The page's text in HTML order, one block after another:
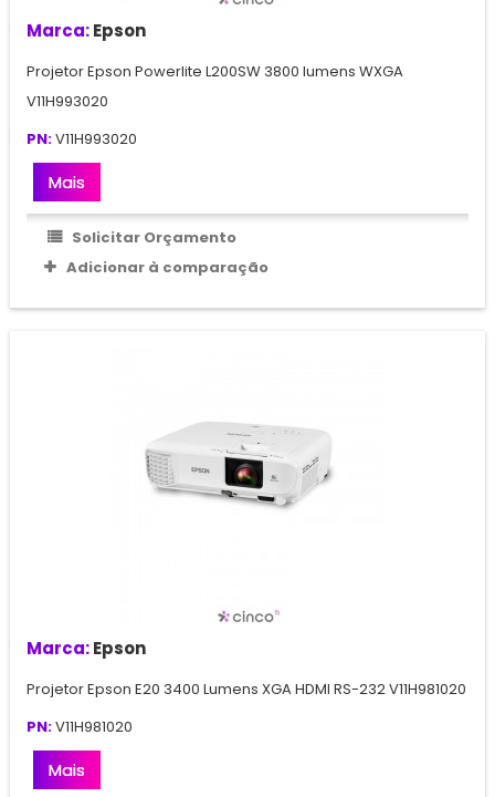
Marca:Epson
Projetor Epson Powerlite L200SW 3800 lumens WXGA
V11H993020
PN:V11H993020
Mais
Solicitar Orçamento
Adicionar à comparação
Marca:Epson
Projetor Epson E20 3400 Lumens XGA HDMI RS-232 V11H981020
PN:V11H981020
Mais